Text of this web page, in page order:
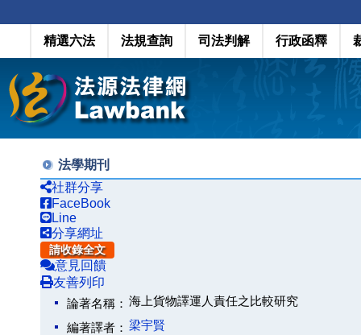
精選六法 法規查詢 司法判解 行政函釋
法學期刊
社群分享
FaceBook
Line
分享網址
請收錄全文
意見回饋
友善列印
論著名稱： 海上貨物譯運人責任之比較研究
編著譯者： 梁宇賢